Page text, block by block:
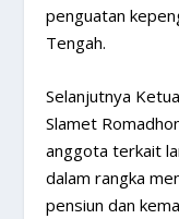
penguatan
Tengah.
Selanjutnya
Slamet
anggota terkait
dalam rangka
pensiun dan